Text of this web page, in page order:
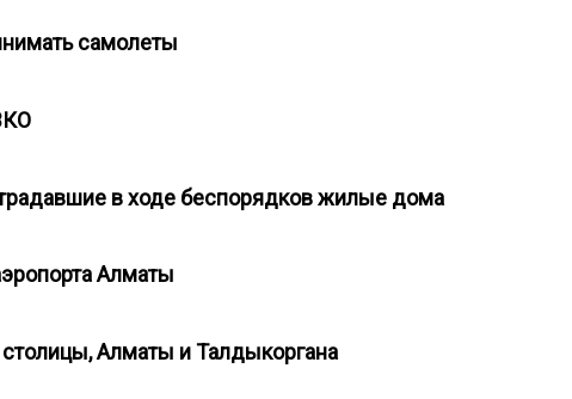
самолеты
в ходе беспорядков жилые дома
Алматы
Алматы и Талдыкоргана